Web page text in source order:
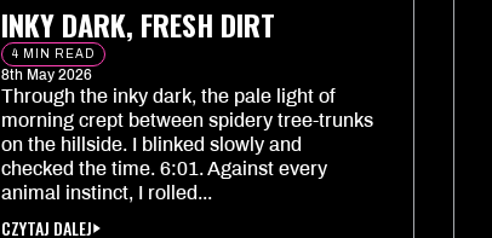
INKY DARK, FRESH DIRT
4 MIN READ
8th May 2026
Through the inky dark, the pale light of
morning crept between spidery tree-trunks
on the hillside. I blinked slowly and
checked the time. 6:01. Against every
animal instinct, I rolled...
CZYTAJ DALEJ